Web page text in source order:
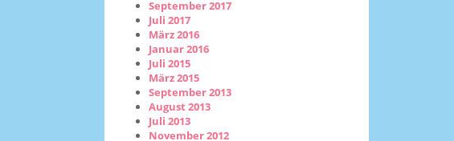
September 2017
Juli 2017
März 2016
Januar 2016
Juli 2015
März 2015
September 2013
August 2013
Juli 2013
November 2012